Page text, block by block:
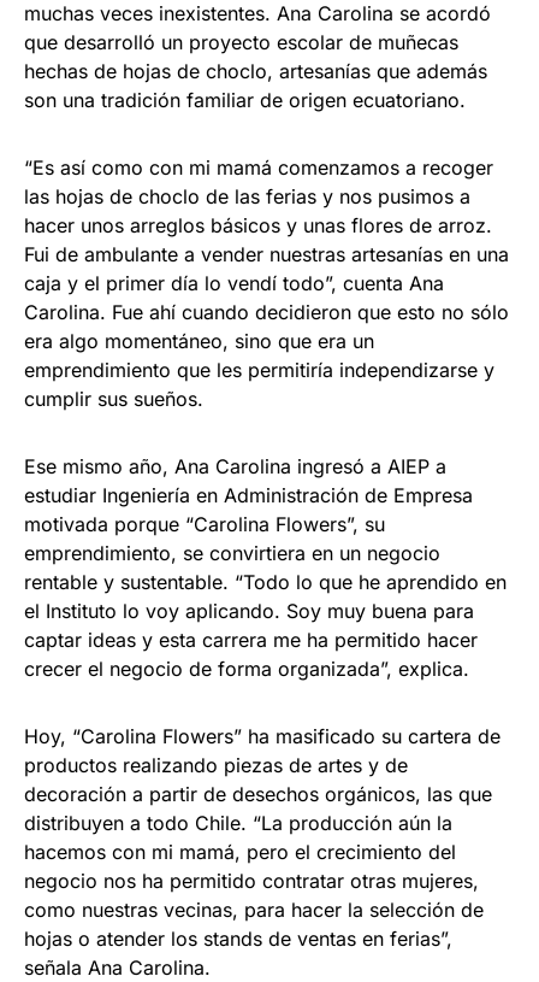
muchas veces inexistentes. Ana Carolina se acordó
que desarrolló un proyecto escolar de muñecas
hechas de hojas de choclo, artesanías que además
son una tradición familiar de origen ecuatoriano.
“Es así como con mi mamá comenzamos a recoger
las hojas de choclo de las ferias y nos pusimos a
hacer unos arreglos básicos y unas flores de arroz.
Fui de ambulante a vender nuestras artesanías en una
caja y el primer día lo vendí todo”, cuenta Ana
Carolina. Fue ahí cuando decidieron que esto no sólo
era algo momentáneo, sino que era un
emprendimiento que les permitiría independizarse y
cumplir sus sueños.
Ese mismo año, Ana Carolina ingresó a AIEP a
estudiar Ingeniería en Administración de Empresa
motivada porque “Carolina Flowers”, su
emprendimiento, se convirtiera en un negocio
rentable y sustentable. “Todo lo que he aprendido en
el Instituto lo voy aplicando. Soy muy buena para
captar ideas y esta carrera me ha permitido hacer
crecer el negocio de forma organizada”, explica.
Hoy, “Carolina Flowers” ha masificado su cartera de
productos realizando piezas de artes y de
decoración a partir de desechos orgánicos, las que
distribuyen a todo Chile. “La producción aún la
hacemos con mi mamá, pero el crecimiento del
negocio nos ha permitido contratar otras mujeres,
como nuestras vecinas, para hacer la selección de
hojas o atender los stands de ventas en ferias”,
señala Ana Carolina.